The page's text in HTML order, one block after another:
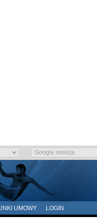
UMOWY LOGIN